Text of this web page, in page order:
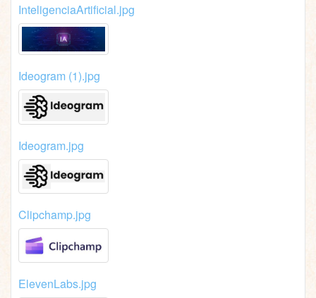
InteligenciaArtificial.jpg
Ideogram (1).jpg
Ideogram.jpg
Clipchamp.jpg
ElevenLabs.jpg